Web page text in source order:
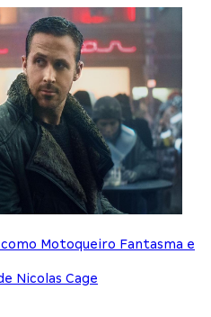
Motoqueiro Fantasma e
Nicolas Cage